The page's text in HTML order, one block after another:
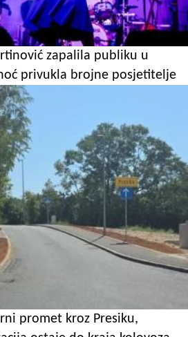
zapalila publiku u
privukla brojne posjetitelje
promet kroz Presiku,